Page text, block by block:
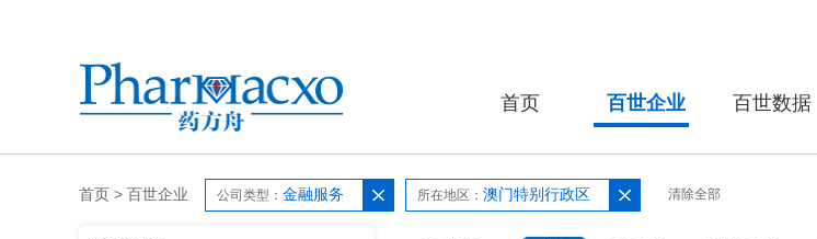
首页 百世企业 百世数据
首页 > 百世企业 公司类型： 金融服务 所在地区： 澳门特别行政区 清除全部